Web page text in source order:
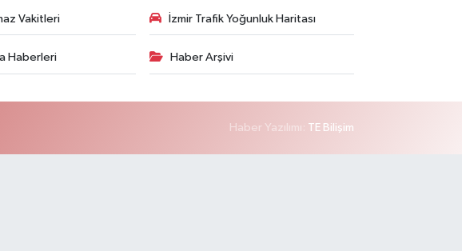
Vakitleri İzmir Trafik Yoğunluk Haritası
Haberleri Haber Arşivi
Haber Yazılımı: TE Bilişim